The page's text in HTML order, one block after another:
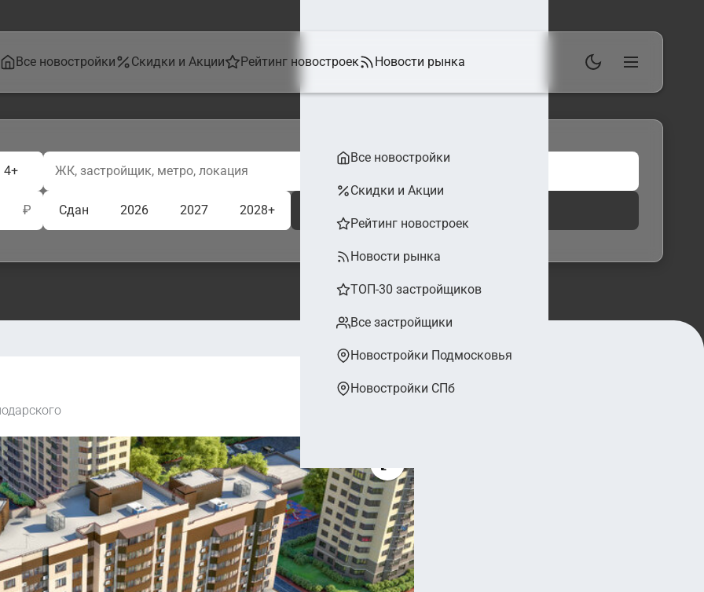
Все новостройки Скидки и Акции Рейтинг новостроек Новости рынка
Все новостройки
Скидки и Акции
Рейтинг новостроек
Новости рынка
ТОП-30 застройщиков
Все застройщики
Новостройки Подмосковья
Новостройки СПб
4+
₽ Сдан 2026 2027 2028+